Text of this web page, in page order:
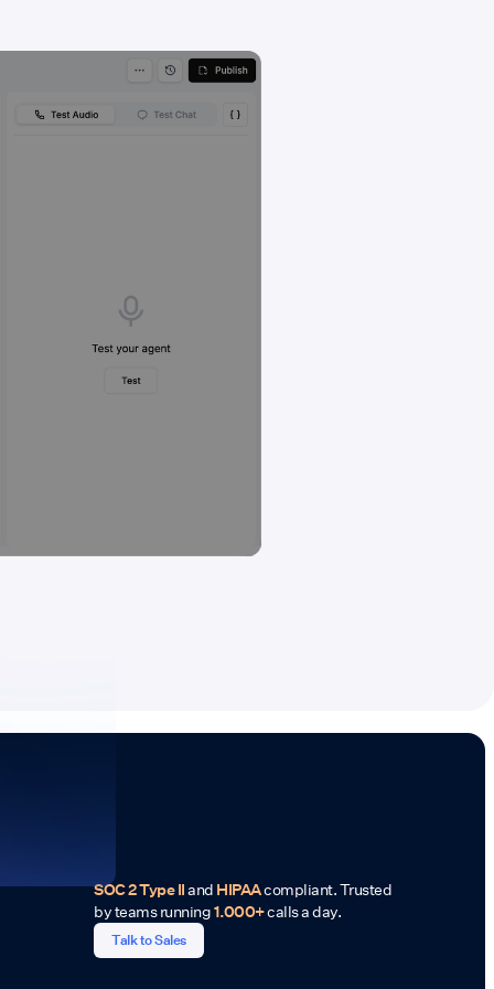
SOC 2 Type IIand HIPAAcompliant. Trusted
by teams running1.000+calls a day.
Talk to Sales